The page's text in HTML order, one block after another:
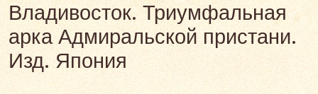
Владивосток. Триумфальная
арка Адмиральской пристани.
Изд. Япония